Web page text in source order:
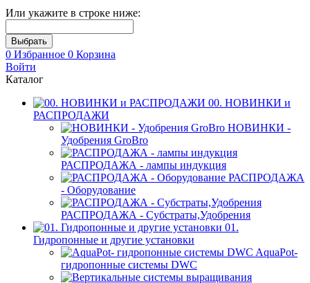
Или укажите в строке ниже:
0 Избранное 0 Корзина
Войти
Каталог
00. НОВИНКИ и
РАСПРОДАЖИ
НОВИНКИ -
Удобрения GroBro
РАСПРОДАЖА - лампы индукция
РАСПРОДАЖА
- Оборудование
РАСПРОДАЖА - Субстраты,Удобрения
01.
Гидропонные и другие установки
AquaPot-
гидропонные системы DWC